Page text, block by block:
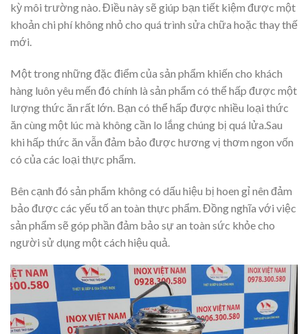
kỳ môi trường nào. Điều này sẽ giúp bạn tiết kiệm được một
khoản chi phí không nhỏ cho quá trình sửa chữa hoặc thay thế
mới.
Một trong những đặc điểm của sản phẩm khiến cho khách
hàng luôn yêu mến đó chính là sản phẩm có thể hấp được một
lượng thức ăn rất lớn. Bạn có thể hấp được nhiều loại thức
ăn cùng một lúc mà không cần lo lắng chúng bị quá lửa.Sau
khi hấp thức ăn vẫn đảm bảo được hương vị thơm ngon vốn
có của các loại thực phẩm.
Bên cạnh đó sản phẩm không có dấu hiệu bị hoen gỉ nên đảm
bảo được các yếu tố an toàn thực phẩm. Đồng nghĩa với việc
sản phẩm sẽ góp phần đảm bảo sự an toàn sức khỏe cho
người sử dụng một cách hiệu quả.